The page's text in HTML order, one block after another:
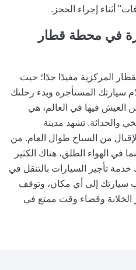
أثناء إجراء الحجز.
في محطة قطار
المركزية مفيدًا جدًا؛ حيث
سيارتك المستأجرة وبدء رحلتك
العيش فيها في العالم، هي
والحداثة. تشهد مدينة
من السياح طوال العام. من
في الهواء الطلق، هناك الكثير
تأجير السيارات بالتنقل في
سيارتك إلى أي مكان، وتوقف
الخلابة وقضاء وقت ممتع في